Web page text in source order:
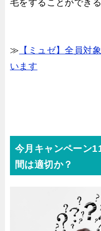
毛をすることができ
≫ 【ミュゼ】全員対
います
今月キャンペーン
間は適切か？